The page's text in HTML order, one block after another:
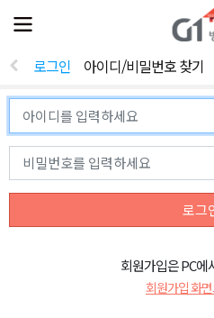
전
체
뉴
열
로그인 아이디/비밀번호 찾기
로그
회원가입은 PC에
회원가입 화